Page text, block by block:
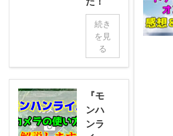
続き
を見
る
『モ
ンハ
ンラ